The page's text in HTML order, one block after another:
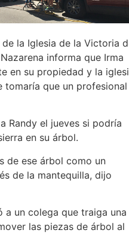
la Iglesia de la Victoria
informa que Irma
en su propiedad y la
tomaría que un profesional
Randy el jueves si podría
en su árbol.
de ese árbol como un
de la mantequilla, dijo
a un colega que traiga una
las piezas de árbol al